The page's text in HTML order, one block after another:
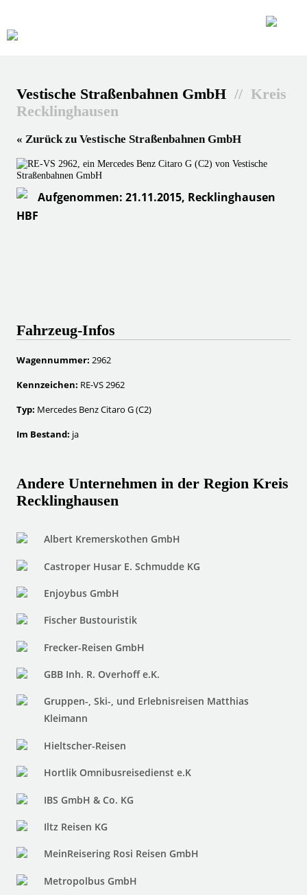
Vestische Straßenbahnen GmbH // Kreis
Recklinghausen
« Zurück zu Vestische Straßenbahnen GmbH
Aufgenommen: 21.11.2015, Recklinghausen
HBF
Fahrzeug-Infos
Wagennummer: 2962
Kennzeichen: RE-VS 2962
Typ: Mercedes Benz Citaro G (C2)
Im Bestand: ja
Andere Unternehmen in der Region Kreis
Recklinghausen
Albert Kremerskothen GmbH
Castroper Husar E. Schmudde KG
Enjoybus GmbH
Fischer Bustouristik
Frecker-Reisen GmbH
GBB Inh. R. Overhoff e.K.
Gruppen-, Ski-, und Erlebnisreisen Matthias
Kleimann
Hieltscher-Reisen
Hortlik Omnibusreisedienst e.K
IBS GmbH & Co. KG
Iltz Reisen KG
MeinReisering Rosi Reisen GmbH
Metropolbus GmbH